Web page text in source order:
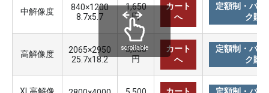
中解像度
840×1200
8.7x5.7
1,650
円
カート
へ
定額制・バリ
ク購
高解像度
2065×2950
25.7x18.2
3,300
円
カート
へ
定額制・バリ
ク購
XL高解像
カート
定額制・バリ
scrollable